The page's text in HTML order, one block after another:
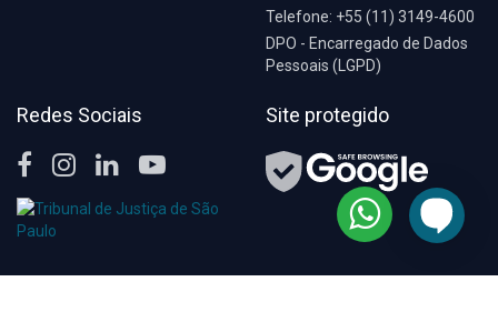
Telefone: +55 (11) 3149-4600
DPO - Encarregado de Dados
Pessoais (LGPD)
Redes Sociais Site protegido